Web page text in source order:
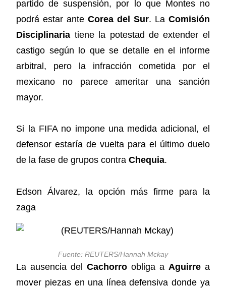
partido de suspensión, por lo que Montes no
podrá estar anteCorea del Sur. La Comisión
Disciplinaria tiene la potestad de extender el
castigo según lo que se detalle en el informe
arbitral, pero la infracción cometida por el
mexicano no parece ameritar una sanción
mayor.
Si la FIFA no impone una medida adicional, el
defensor estaría de vuelta para el último duelo
de la fase de grupos contraChequia.
Edson Álvarez, la opción más firme para la
zaga
Fuente: REUTERS/Hannah Mckay
La ausencia delCachorro obliga a Aguirrea
mover piezas en una línea defensiva donde ya